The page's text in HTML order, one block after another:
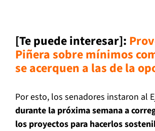
[Te puede interesar]:
Piñera sobre mínimos
se acerquen a las de la
Por esto, los senadores instaron al
durante la próxima semana a
los proyectos para hacerlos